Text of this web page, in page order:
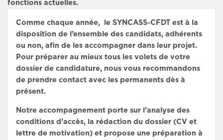
fonctions actuelles.
Comme chaque année, le SYNCASS-CFDT est à la
disposition de l’ensemble des candidats, adhérents
ou non, afin de les accompagner dans leur projet.
Pour préparer au mieux tous les volets de votre
dossier de candidature, nous vous recommandons
de prendre contact avec les permanents dès à
présent.
Notre accompagnement porte sur l’analyse des
conditions d’accès, la rédaction du dossier (CV et
lettre de motivation) et propose une préparation à